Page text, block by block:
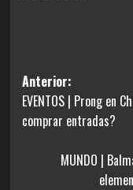
Navegación
de
entradas
Anterior:
EVENTOS | Prong en
comprar entradas?
MUNDO |